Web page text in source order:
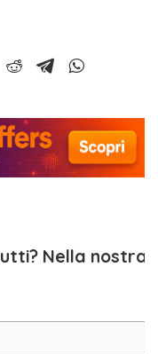
Nella nostra